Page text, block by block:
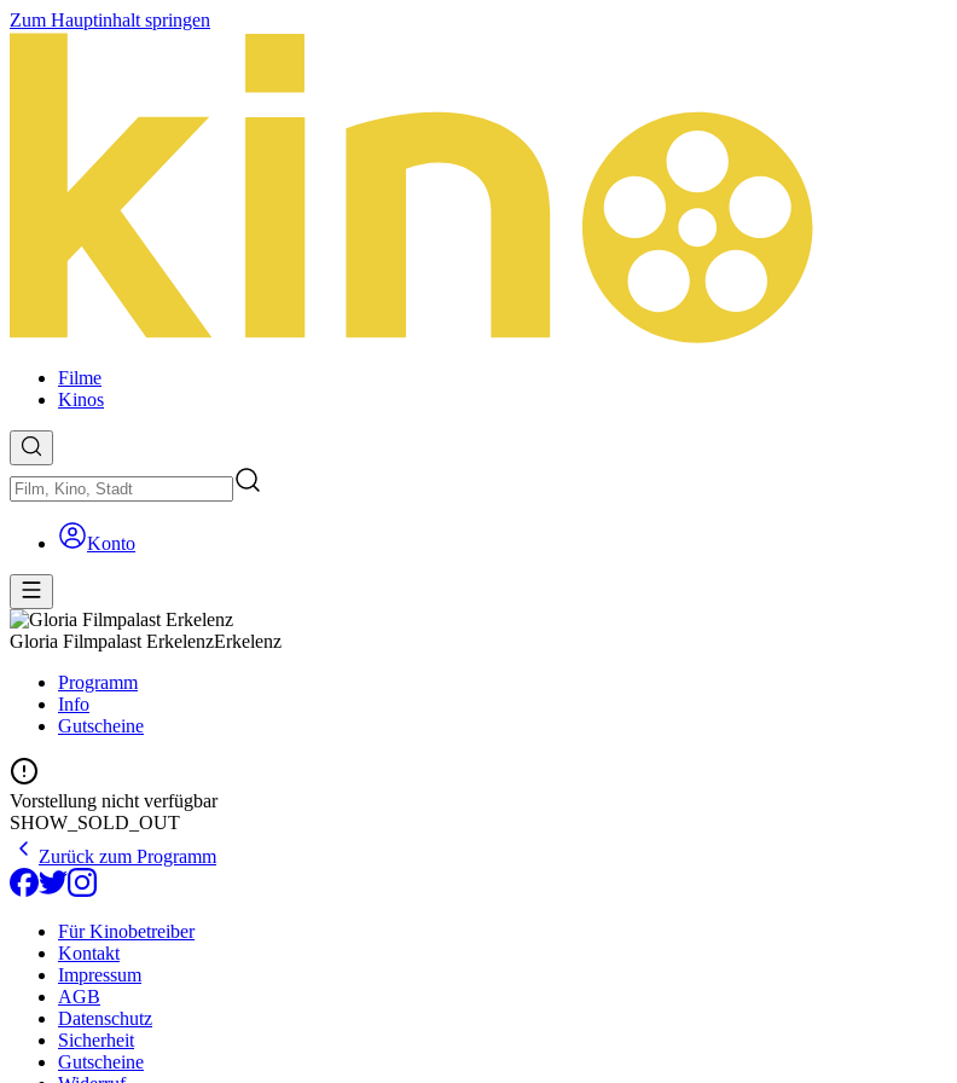
Zum Hauptinhalt springen
Filme
Kinos
Konto
Gloria Filmpalast ErkelenzErkelenz
Programm
Info
Gutscheine
Vorstellung nicht verfügbar
SHOW_SOLD_OUT
Zurück zum Programm
Für Kinobetreiber
Kontakt
Impressum
AGB
Datenschutz
Sicherheit
Gutscheine